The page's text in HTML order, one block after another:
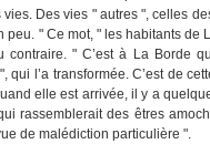
vies. Des vies " autres ", celles
peu. " Ce mot, " les habitants de
contraire. " C’est à La Borde
qui l’a transformée. C’est de
elle est arrivée, il y a
rassemblerait des êtres
de malédiction particulière ".